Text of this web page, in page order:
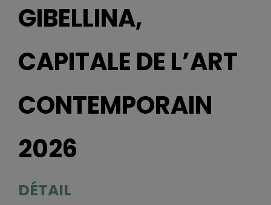
GIBELLINA,
CAPITALE DE L’ART
CONTEMPORAIN
2026
DÉTAIL